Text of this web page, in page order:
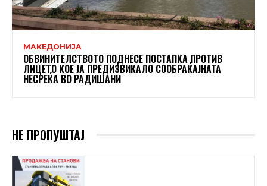
МАКЕДОНИЈА
ОБВИНИТЕЛСТВОТО ПОДНЕСЕ ПОСТАПКА ПРОТИВ
ЛИЦЕТО КОЕ ЈА ПРЕДИЗВИКАЛО СООБРАЌАЈНАТА
НЕСРЕЌА ВО РАДИШАНИ
НЕ ПРОПУШТАЈ